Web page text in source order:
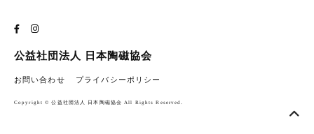
公益社団法人 日本陶磁協会
お問い合わせ プライバシーポリシー
Copyright © 公益社団法人 日本陶磁協会 All Rights Reserved.